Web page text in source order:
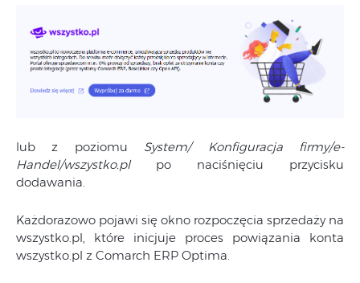
lub z poziomu System/ Konfiguracja firmy/e-
Handel/wszystko.plpo naciśnięciu przycisku
dodawania.
Każdorazowo pojawi się okno rozpoczęcia sprzedaży na
wszystko.pl, które inicjuje proces powiązania konta
wszystko.pl z Comarch ERP Optima.